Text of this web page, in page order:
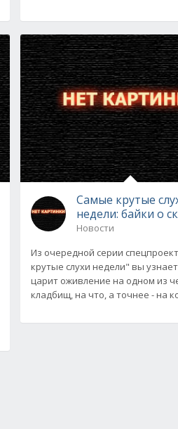
Самые крутые
недели: байки о
Новости
Из очередной серии
крутые слухи недели" вы
царит оживление на одном из
кладбищ, на что, а точнее - на